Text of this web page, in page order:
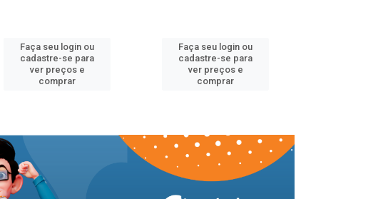
Faça seu login ou
cadastre-se para
ver preços e
comprar
Faça seu login ou
cadastre-se para
ver preços e
comprar